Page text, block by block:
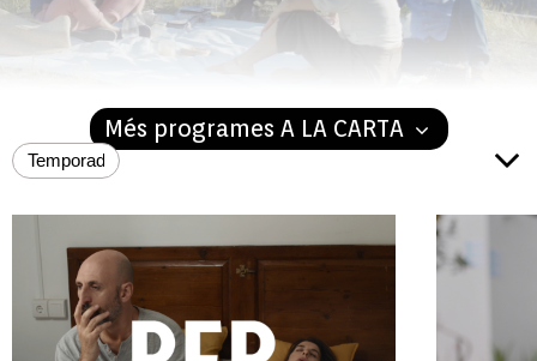
Més programes A LA CARTA